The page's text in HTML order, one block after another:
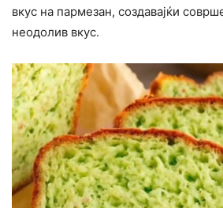
вкус на пармезан, создавајќи
неодолив вкус.